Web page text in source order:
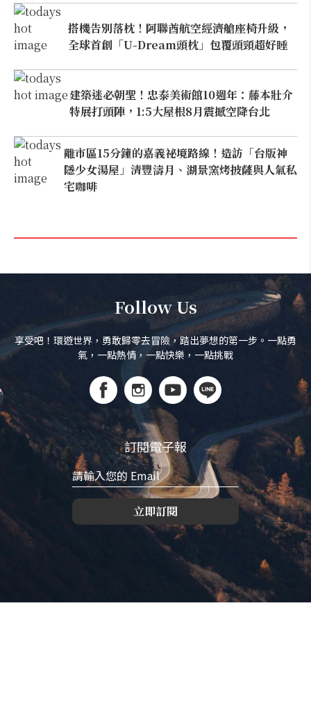
搭機告別落枕！阿聯酋航空經濟艙座椅升級，
全球首創「U-Dream頭枕」包覆頭頸超好睡
建築迷必朝聖！忠泰美術館10週年：藤本壯介
特展打頭陣，1:5大屋根8月震撼空降台北
離市區15分鐘的嘉義祕境路線！造訪「台版神
隱少女湯屋」清豐濤月、湖景窯烤披薩與人氣私
宅咖啡
Follow Us
享受吧！環遊世界，勇敢歸零去冒險，踏出夢想的第一步。一點勇
氣，一點熱情，一點快樂，一點挑戰
訂閱電子報
立即訂閱